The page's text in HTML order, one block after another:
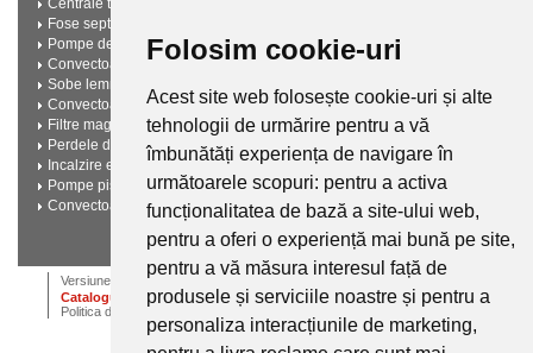
Folosim cookie-uri
Acest site web folosește cookie-uri și alte
tehnologii de urmărire pentru a vă
îmbunătăți experiența de navigare în
următoarele scopuri: pentru a activa
funcționalitatea de bază a site-ului web,
pentru a oferi o experiență mai bună pe site,
pentru a vă măsura interesul față de
produsele și serviciile noastre și pentru a
personaliza interacțiunile de marketing,
Centrale termice pe lemne cu gazeificare (6)
Fose septice ecologice (3)
Pompe de caldura (3)
Convectoare electrice (2)
Sobe lemne (2)
Convectoare pe gaz (2)
Filtre magnetice anticalcar (2)
Perdele de aer (2)
Incalzire electrica in pardoseala (2)
Pompe piscine (2)
Convectoare pe gaz (2)
Vezi toate intrebarile si raspunsurile
Versiune desktop ANPC Termeni si conditii Dictionar
Catalogul de instalatii termice, ventilatie si climatizare CALOR
Politica de confidentialitate